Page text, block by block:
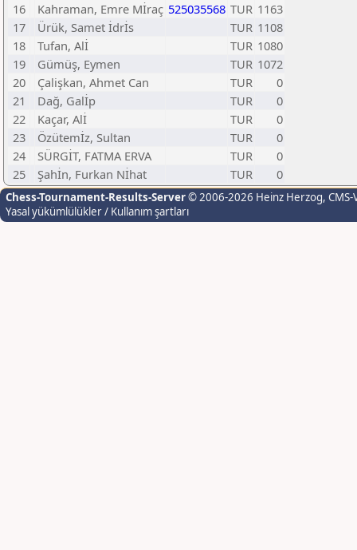
16
Kahraman, Emre Mİraç 525035568 TUR 1163
17
Ürük, Samet İdrİs TUR 1108
18
Tufan, Alİ TUR 1080
19
Gümüş, Eymen TUR 1072
20
Çalişkan, Ahmet Can TUR
0
21
Dağ, Galİp TUR
0
22
Kaçar, Alİ TUR
0
23
Özütemİz, Sultan TUR
0
24
SÜRGİT, FATMA ERVA TUR
0
25
Şahİn, Furkan Nİhat TUR 0
Chess-Tournament-Results-Server© 2006-2026 Heinz Herzog,
Yasal yükümlülükler / Kullanım şartları